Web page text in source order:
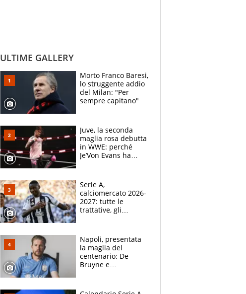
ULTIME GALLERY
Morto Franco Baresi,
lo struggente addio
del Milan: "Per
sempre capitano"
Juve, la seconda
maglia rosa debutta
in WWE: perché
Je’Von Evans ha
Serie A,
calciomercato 2026-
2027: tutte le
trattative, gli
colpi delle big
Napoli, presentata
la maglia del
centenario: De
Bruyne e
nuova divisa home